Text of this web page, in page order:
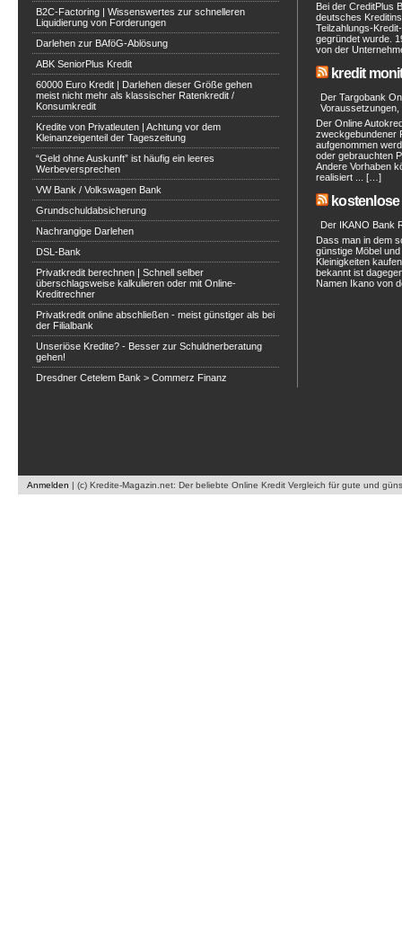
B2C-Factoring | Wissenswertes zur schnelleren
Liquidierung von Forderungen
Darlehen zur BAföG-Ablösung
ABK SeniorPlus Kredit
60000 Euro Kredit | Darlehen dieser Größe gehen
meist nicht mehr als klassischer Ratenkredit /
Konsumkredit
Kredite von Privatleuten | Achtung vor dem
Kleinanzeigenteil der Tageszeitung
“Geld ohne Auskunft” ist häufig ein leeres
Werbeversprechen
VW Bank / Volkswagen Bank
Grundschuldabsicherung
Nachrangige Darlehen
DSL-Bank
Privatkredit berechnen | Schnell selber
überschlagsweise kalkulieren oder mit Online-
Kreditrechner
Privatkredit online abschließen - meist günstiger als bei
der Filialbank
Unseriöse Kredite? - Besser zur Schuldnerberatung
gehen!
Dresdner Cetelem Bank > Commerz Finanz
Bei der CreditPlus
deutsches
Teilzahlungs-
gegründet wurde.
von der
kredit
Der Targobank
Voraussetzungen,
Der Online
zweckgebundener
aufgenommen
oder gebrauchten
Andere Vorhaben
realisiert ... […]
Der IKANO Bank
Dass man in dem
günstige Möbel
Kleinigkeiten
bekannt ist
Namen Ikano von
Anmelden | (c) Kredite-Magazin.net: Der beliebte Online Kredit Vergleich für gute und